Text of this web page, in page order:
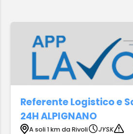
Referente Logistico e
24H ALPIGNANO
A soli 1 km da Rivoli
JYSK